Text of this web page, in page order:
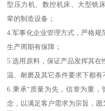
型压力机、数控机床、大型铣
辈的制造设备；
4.军事化企业管理方式，严格规
生产周期有保障；
5.选用原料，保证产品发挥其
温、耐磨及其它条件要求下都有
6.秉承“质量为先，信誉为重
念，以满足客户需求为宗旨，愿